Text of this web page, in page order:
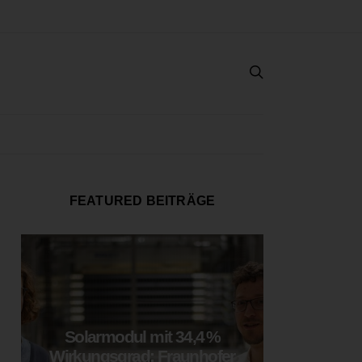
FEATURED BEITRÄGE
Solarmodul mit 34,4 %
Wirkungsgrad: Fraunhofer